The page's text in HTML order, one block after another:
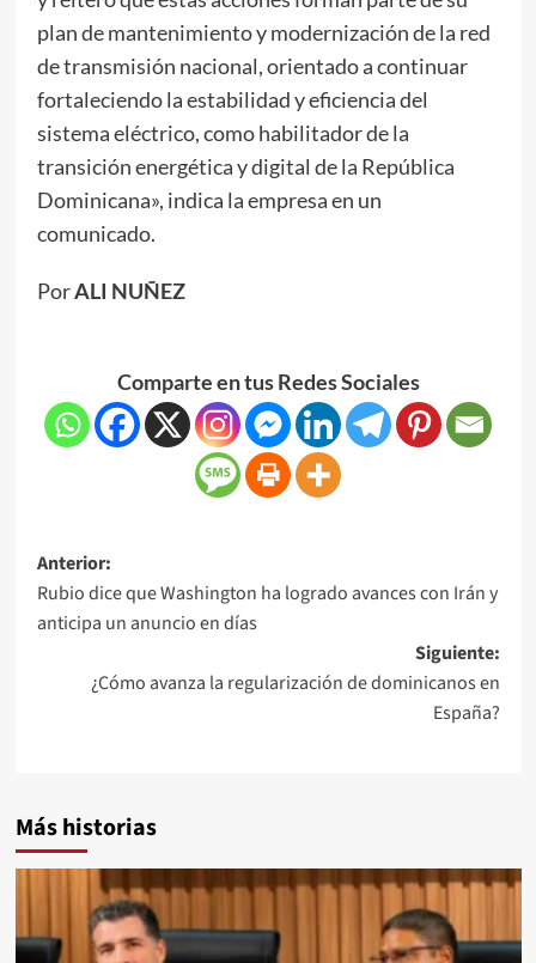
plan de mantenimiento y modernización de la red
de transmisión nacional, orientado a continuar
fortaleciendo la estabilidad y eficiencia del
sistema eléctrico, como habilitador de la
transición energética y digital de la República
Dominicana», indica la empresa en un
comunicado.
PorALI NUÑEZ
Comparte en tus Redes Sociales
Anterior:
Rubio dice que Washington ha logrado avances con Irán y
anticipa un anuncio en días
Siguiente:
¿Cómo avanza la regularización de dominicanos en
España?
Más historias